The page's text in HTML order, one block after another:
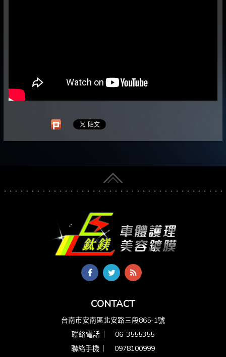
CONTACT
台南市安南區北安路三段865-1號
聯絡電話 ︳ 06-3555355
聯絡手機 ︳ 0978100999